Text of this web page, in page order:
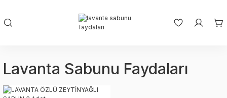
Lavanta Sabunu Faydaları